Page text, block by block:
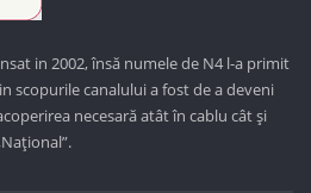
in 2002, însă numele de N4 l-a primit
scopurile canalului a fost de a deveni
necesară atât în cablu cât și